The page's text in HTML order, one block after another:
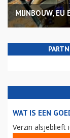
MIJNBOUW, EU
WAT IS EEN
Verzin alsjeblieft